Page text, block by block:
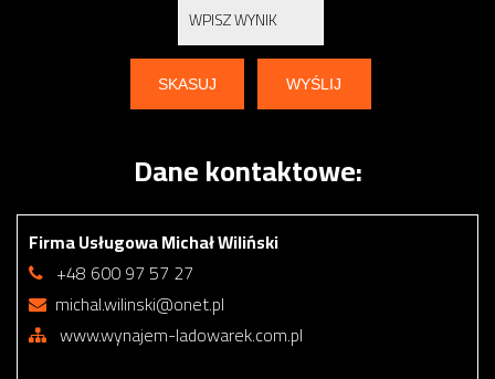
Dane kontaktowe:
Firma Usługowa Michał Wiliński
+48 600 97 57 27
michal.wilinski@onet.pl
www.wynajem-ladowarek.com.pl